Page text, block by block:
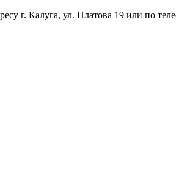
г. Калуга, ул. Платова 19 или по